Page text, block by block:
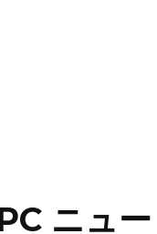
ニュー